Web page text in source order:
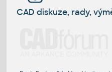
CAD diskuze, rady,